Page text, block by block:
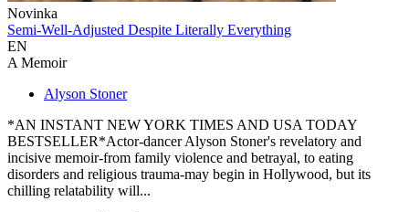
Novinka
Semi-Well-Adjusted Despite Literally Everything
EN
A Memoir
Alyson Stoner
*AN INSTANT NEW YORK TIMES AND USA TODAY
BESTSELLER*Actor-dancer Alyson Stoner's revelatory and
incisive memoir-from family violence and betrayal, to eating
disorders and religious trauma-may begin in Hollywood, but its
chilling relatability will...